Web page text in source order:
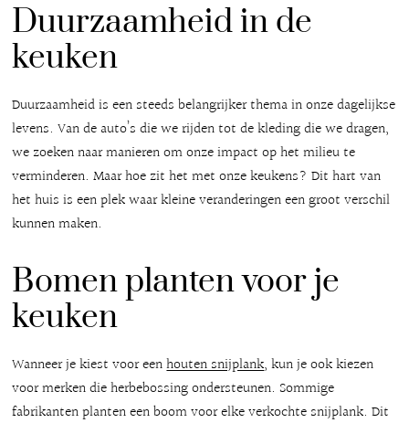
Duurzaamheid in de
keuken
Duurzaamheid is een steeds belangrijker thema in onze dagelijkse
levens. Van de auto’s die we rijden tot de kleding die we dragen,
we zoeken naar manieren om onze impact op het milieu te
verminderen. Maar hoe zit het met onze keukens? Dit hart van
het huis is een plek waar kleine veranderingen een groot verschil
kunnen maken.
Bomen planten voor je
keuken
Wanneer je kiest voor eenhouten snijplank, kun je ook kiezen
voor merken die herbebossing ondersteunen. Sommige
fabrikanten planten een boom voor elke verkochte snijplank. Dit